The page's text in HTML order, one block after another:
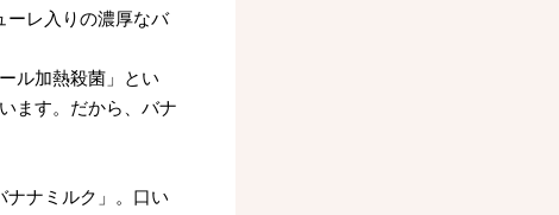
ーレ入りの濃厚なバ
ル加熱殺菌」とい
ます。だから、バナ
ナナミルク」。口い